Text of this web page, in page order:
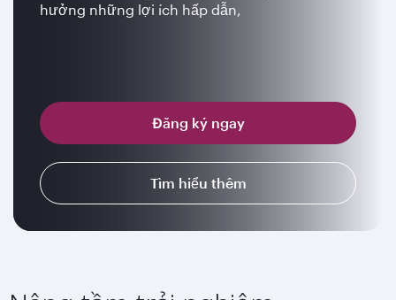
hưởng những lợi ích hấp dẫn,
Đăng ký ngay
Tìm hiểu thêm